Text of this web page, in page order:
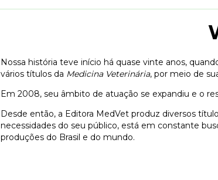
Nossa história teve início há quase vinte anos,
vários títulos da Medicina Veterinária, por meio de
Em 2008, seu âmbito de atuação se expandiu e o
Desde então, a Editora MedVet produz diversos
necessidades do seu público, está em constante
produções do Brasil e do mundo.